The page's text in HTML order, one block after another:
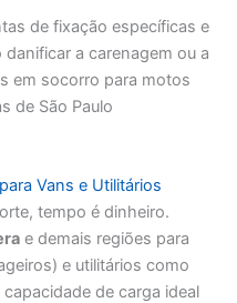
de fixação específicas e
a carenagem ou a
em socorro para motos
de São Paulo
Vans e Utilitários
tempo é dinheiro.
e demais regiões para
e utilitários como
de carga ideal